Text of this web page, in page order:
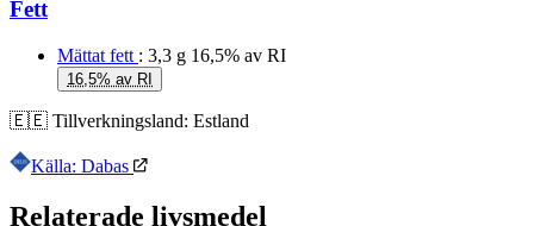
Fett
Mättat fett : 3,3 g 16,5% av RI
16,5% av RI
🇪🇪 Tillverkningsland: Estland
Källa: Dabas
Relaterade livsmedel